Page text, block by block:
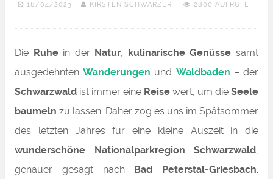
18/04/2023 KIRSTEN SCHWARZER 2800 AUFRUFE
Die Ruhein der Natur kulinarische Genüsse samt
ausgedehntenWanderungen und Waldbaden – der
Schwarzwald ist immer eine Reise wert, um die Seele
baumeln zu lassen. Daher zog es uns im Spätsommer
des letzten Jahres für eine kleine Auszeit in die
wunderschöne Nationalparkregion Schwarzwald
genauer gesagt nach Bad Peterstal-Griesbach.